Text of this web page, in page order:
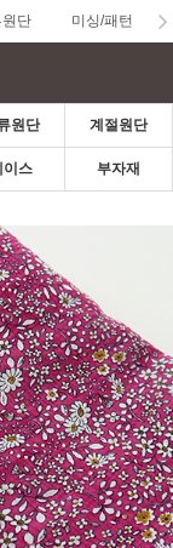
원단 미싱/패턴
원단 계절원단
이스 부자재